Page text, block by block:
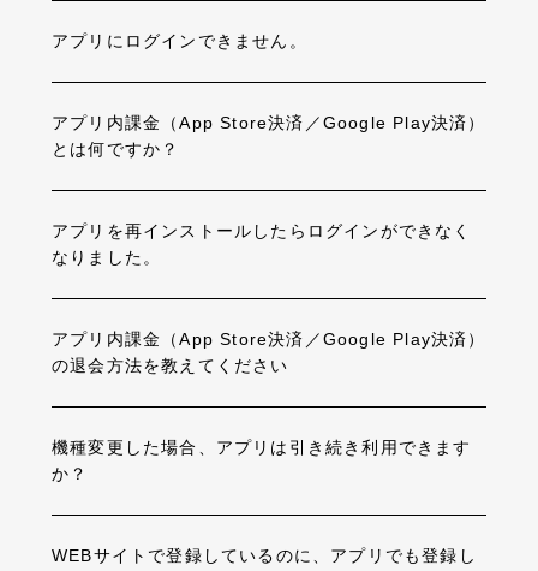
アプリにログインできません。
アプリ内課金（App Store決済／Google Play決済）
とは何ですか？
アプリを再インストールしたらログインができなく
なりました。
アプリ内課金（App Store決済／Google Play決済）
の退会方法を教えてください
機種変更した場合、アプリは引き続き利用できます
か？
WEBサイトで登録しているのに、アプリでも登録し